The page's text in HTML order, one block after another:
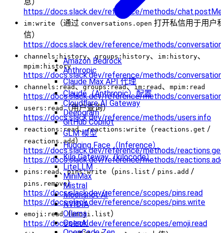
Amazon Bedrock
Anthropic
Claude Max API 代理
Claude（Anthropic）配置
Cloudflare AI Gateway
Deepgram
GitHub Copilot
GLM 模型
Hugging Face（Inference）
Kilo Gateway（kilocode）
LiteLLM
MiniMax
Mistral
Moonshot AI
NVIDIA
Ollama
OpenAI
https://docs.slack.dev/reference/methods/
im:write （通过 conversations.open 打开私信用于用户
信）
https://docs.slack.dev/reference/methods/
channels:history、groups:history、 im:history、
mpim:history
https://docs.slack.dev/reference/methods/
channels:read、groups:read、im:read 、 mpim:read
https://docs.slack.dev/reference/methods/
users:read（用户查询）
https://docs.slack.dev/reference/methods/users.info
reactions:read、reactions:write （ reactions.get /
reactions.add ）
https://docs.slack.dev/reference/methods/
https://docs.slack.dev/reference/methods/
pins:read 、pins:write （pins.list / pins.add /
pins.remove）
https://docs.slack.dev/reference/scopes/pins.read
https://docs.slack.dev/reference/scopes/pins.write
emoji:read（emoji.list）
https://docs.slack.dev/reference/scopes/emoji.read